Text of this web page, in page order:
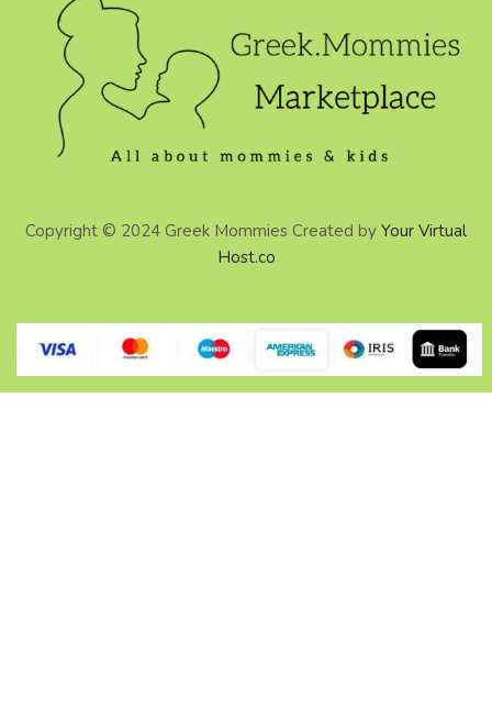
Copyright © 2024 Greek Mommies Created by Your Virtual
Host.co